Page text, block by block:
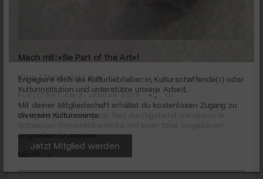
seconds
minute,
53
Kino | Tandoori Love
PUBLIZIERT AM 8. JANUAR 2009
Weitgehend misslungene, fast durchgehend uninspirierte
originellen Grundidee.
Mach mit: «Be Part of the Art»!
Kulturinstitution und unterstütze unsere Arbeit.
diversen Kulturevents.